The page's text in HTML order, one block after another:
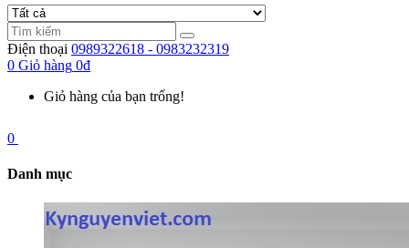
Điện thoại 0989322618 - 0983232319
0 Giỏ hàng 0đ
Giỏ hàng của bạn trống!
0
Danh mục